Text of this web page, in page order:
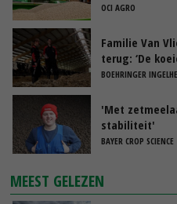
OCI AGRO
Familie Van
terug: ‘De
BOEHRINGER
'Met
stabiliteit'
BAYER CROP SCIENCE
MEEST GELEZEN